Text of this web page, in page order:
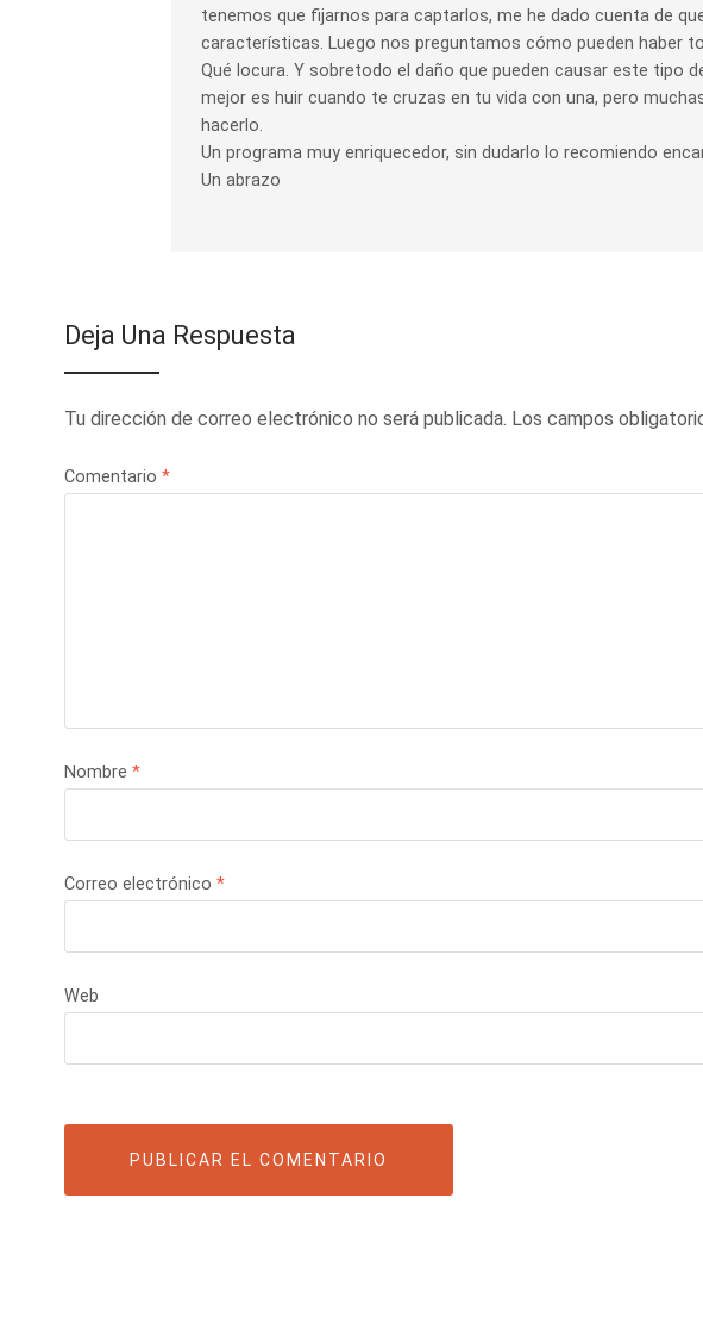
tenemos que fijarnos para captarlos, me he dado cuenta de
características. Luego nos preguntamos cómo pueden haber
Qué locura. Y sobretodo el daño que pueden causar este tipo
mejor es huir cuando te cruzas en tu vida con una, pero
hacerlo.
Un programa muy enriquecedor, sin dudarlo lo recomiendo
Un abrazo
Deja Una Respuesta
Tu dirección de correo electrónico no será publicada. Los campos
Comentario *
Nombre *
Correo electrónico *
Web